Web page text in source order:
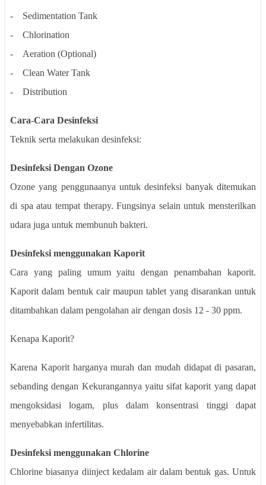
-
Sedimentation Tank
-
Chlorination
-
Aeration (Optional)
-
Clean Water Tank
-
Distribution
Cara-Cara Desinfeksi
Teknik serta melakukan desinfeksi:
Desinfeksi Dengan Ozone
Ozone yang penggunaanya untuk desinfeksi banyak ditemukan
di spa atau tempat therapy. Fungsinya selain untuk mensterilkan
udara juga untuk membunuh bakteri.
Desinfeksi menggunakan Kaporit
Cara yang paling umum yaitu dengan penambahan kaporit.
Kaporit dalam bentuk cair maupun tablet yang disarankan untuk
ditambahkan dalam pengolahan air dengan dosis 12 - 30 ppm.
Kenapa Kaporit?
Karena Kaporit harganya murah dan mudah didapat di pasaran,
sebanding dengan Kekurangannya yaitu sifat kaporit yang dapat
mengoksidasi logam, plus dalam konsentrasi tinggi dapat
menyebabkan infertilitas.
Desinfeksi menggunakan Chlorine
Chlorine biasanya diinject kedalam air dalam bentuk gas. Untuk